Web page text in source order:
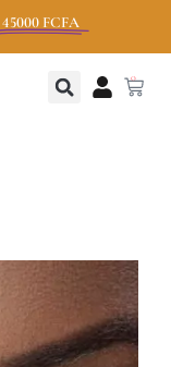
45000 FCFA
0